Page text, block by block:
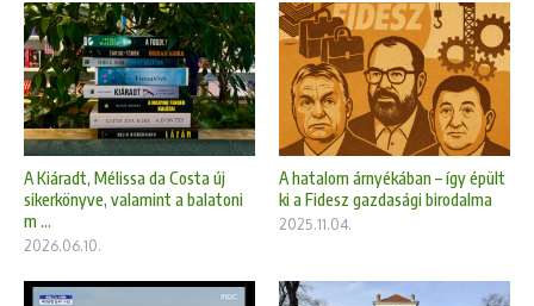
A Kiáradt, Mélissa da Costa új
sikerkönyve, valamint a balatoni
m ...
2026.06.10.
A hatalom árnyékában – így épült
ki a Fidesz gazdasági birodalma
2025.11.04.